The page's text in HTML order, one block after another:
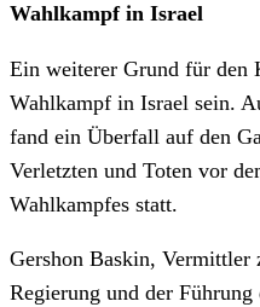
Wahlkampf in Israel
Ein weiterer Grund für den
Wahlkampf in Israel sein.
fand ein Überfall auf den
Verletzten und Toten vor
Wahlkampfes statt.
Gershon Baskin, Vermittler
Regierung und der